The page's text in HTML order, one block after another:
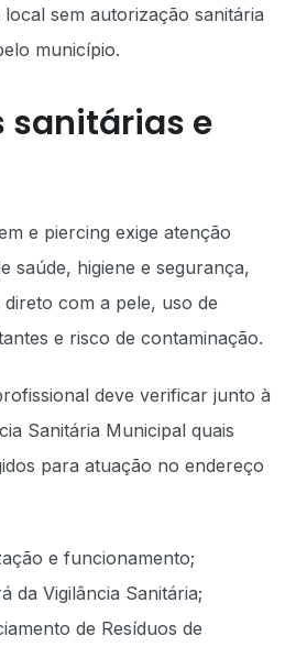
sem autorização sanitária
município.
sanitárias e
e piercing exige atenção
saúde, higiene e segurança,
com a pele, uso de
e risco de contaminação.
deve verificar junto à
Sanitária Municipal quais
para atuação no endereço
e funcionamento;
da Vigilância Sanitária;
de Resíduos de